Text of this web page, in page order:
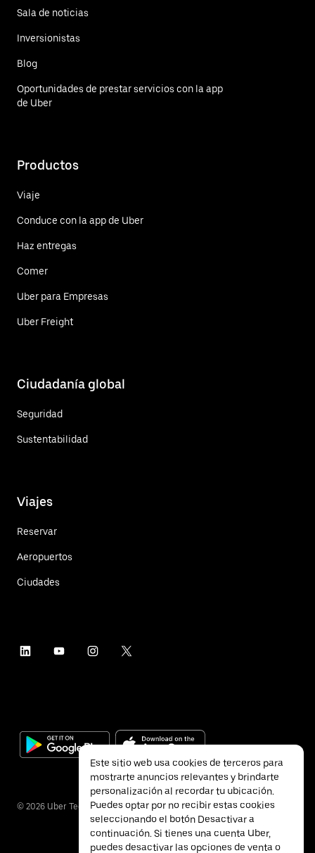
Sala de noticias
Inversionistas
Blog
Oportunidades de prestar servicios con la app
de Uber
Productos
Viaje
Conduce con la app de Uber
Haz entregas
Comer
Uber para Empresas
Uber Freight
Ciudadanía global
Seguridad
Sustentabilidad
Viajes
Reservar
Aeropuertos
Ciudades
© 2026 Uber Technologies Inc.
Este sitio web usa cookies de terceros para
mostrarte anuncios relevantes y brindarte
personalización al recordar tu ubicación.
Puedes optar por no recibir estas cookies
seleccionando el botón Desactivar a
continuación. Si tienes una cuenta Uber,
puedes desactivar las opciones de venta o